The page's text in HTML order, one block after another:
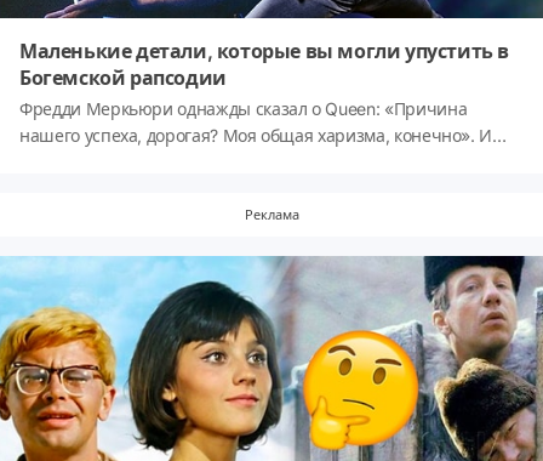
Маленькие детали, которые вы могли упустить в
Богемской рапсодии
Фредди Меркьюри однажды сказал о Queen: «Причина
нашего успеха, дорогая? Моя общая харизма, конечно». И
индустрию, «Богемская рапсодия». Фильм, хотя и
внимания уделяет жизни Меркьюри и тому, как он
присоединился к Queen, привел их к вершине и боролся за
успех. Он полон страсти, душевности, драматизма и
запоминающихся мелодий — всё это черты, характерные для
дискографии Queen.Что делает этот фильм особенным, так
это то, как он отдает дань уважения жизни Меркьюри. И
Роджер Тейлор, и Брайан Мэй, первоначальные и
постоянные участники группы Queen, участвовали в
Реклама